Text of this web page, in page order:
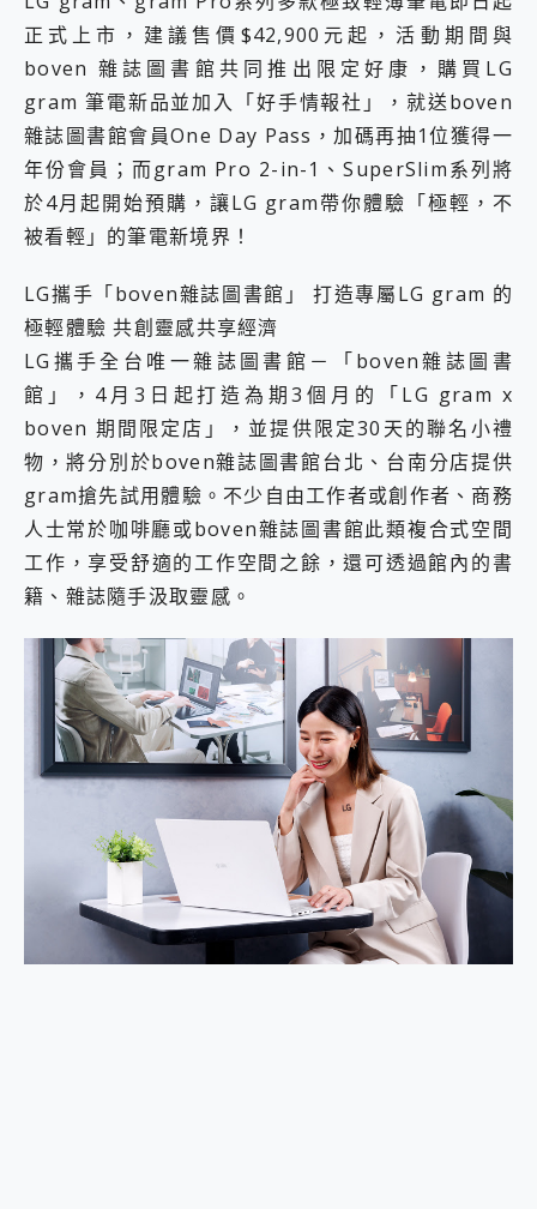
正式上市，建議售價$42,900元起，活動期間與
boven 雜誌圖書館共同推出限定好康，購買LG
gram 筆電新品並加入「好手情報社」，就送boven
雜誌圖書館會員One Day Pass，加碼再抽1位獲得一
年份會員；而gram Pro 2-in-1、SuperSlim系列將
於4月起開始預購，讓LG gram帶你體驗「極輕，不
被看輕」的筆電新境界！
LG攜手「boven雜誌圖書館」 打造專屬LG gram 的
極輕體驗 共創靈感共享經濟
LG攜手全台唯一雜誌圖書館－「boven雜誌圖書
館」，4月3日起打造為期3個月的「LG gram x
boven 期間限定店」，並提供限定30天的聯名小禮
物，將分別於boven雜誌圖書館台北、台南分店提供
gram搶先試用體驗。不少自由工作者或創作者、商務
人士常於咖啡廳或boven雜誌圖書館此類複合式空間
工作，享受舒適的工作空間之餘，還可透過館內的書
籍、雜誌隨手汲取靈感。